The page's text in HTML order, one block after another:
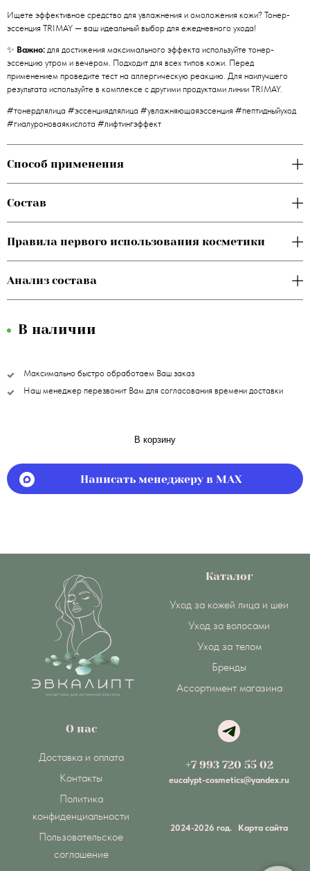
Ищете эффективное средство для увлажнения и омоложения кожи? Тонер-
эссенция TRIMAY — ваш идеальный выбор для ежедневного ухода!
✨ Важно: для достижения максимального эффекта используйте тонер-
эссенцию утром и вечером. Подходит для всех типов кожи. Перед
применением проведите тест на аллергическую реакцию. Для наилучшего
результата используйте в комплексе с другими продуктами линии TRIMAY.
#тонердлялица #эссенциядлялица #увлажняющаяэссенция #пептидныйуход
#гиалуроноваякислота #лифтингэффект
Способ применения
Состав
Правила первого использования косметики
Анализ состава
В наличии
Максимально быстро обработаем Ваш заказ
Наш менеджер перезвонит Вам для согласования времени доставки
В корзину
Написать менеджеру в MAX
Каталог
Уход за кожей лица и шеи
Уход за волосами
Уход за телом
Бренды
Ассортимент магазина
О нас
Доставка и оплата
Контакты
Политика
конфиденциальности
Пользовательское
соглашение
+7 993 720 55 02
eucalypt-cosmetics@yandex.ru
2024-2026 год. Карта сайта